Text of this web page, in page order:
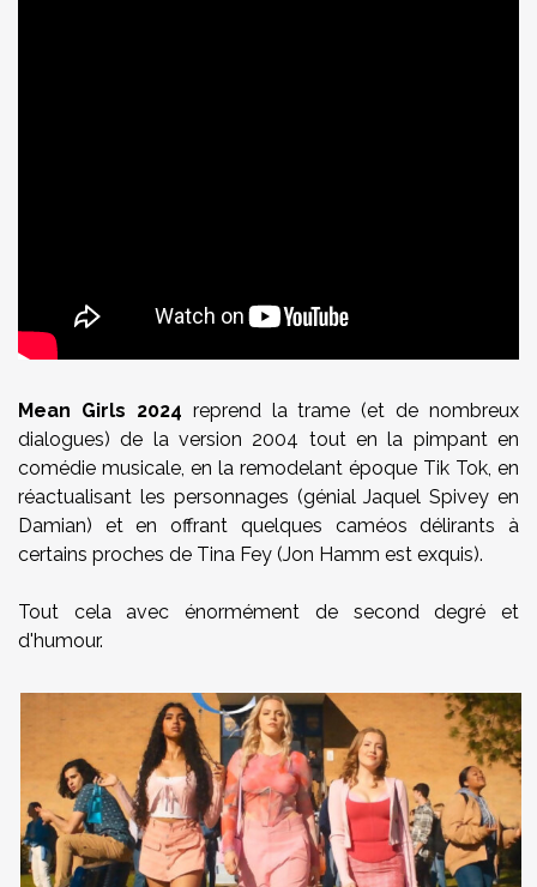
Mean Girls 2024 reprend la trame (et de nombreux
dialogues) de la version 2004 tout en la pimpant en
comédie musicale, en la remodelant époque Tik Tok, en
réactualisant les personnages (génial Jaquel Spivey en
Damian) et en offrant quelques caméos délirants à
certains proches de Tina Fey (Jon Hamm est exquis).
Tout cela avec énormément de second degré et
d'humour.